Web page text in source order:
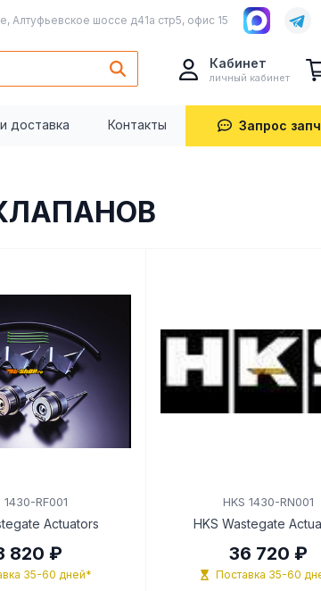
Алтуфьевское шоссе д41а стр5, офис 15
Кабинет
личный кабинет
доставка Контакты Запрос
1430-RF001
Actuators
820 ₽
35-60 дней*
HKS 1430-RN001
HKS Wastegate
36 720 ₽
Поставка 35-60